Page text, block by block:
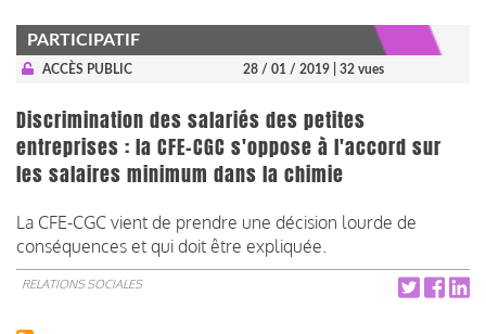
PARTICIPATIF
ACCÈS PUBLIC 28 / 01 / 2019 | 32 vues
Discrimination des salariés des petites
entreprises : la CFE-CGC s'oppose à l'accord sur
les salaires minimum dans la chimie
La CFE-CGC vient de prendre une décision lourde de
conséquences et qui doit être expliquée.
RELATIONS SOCIALES